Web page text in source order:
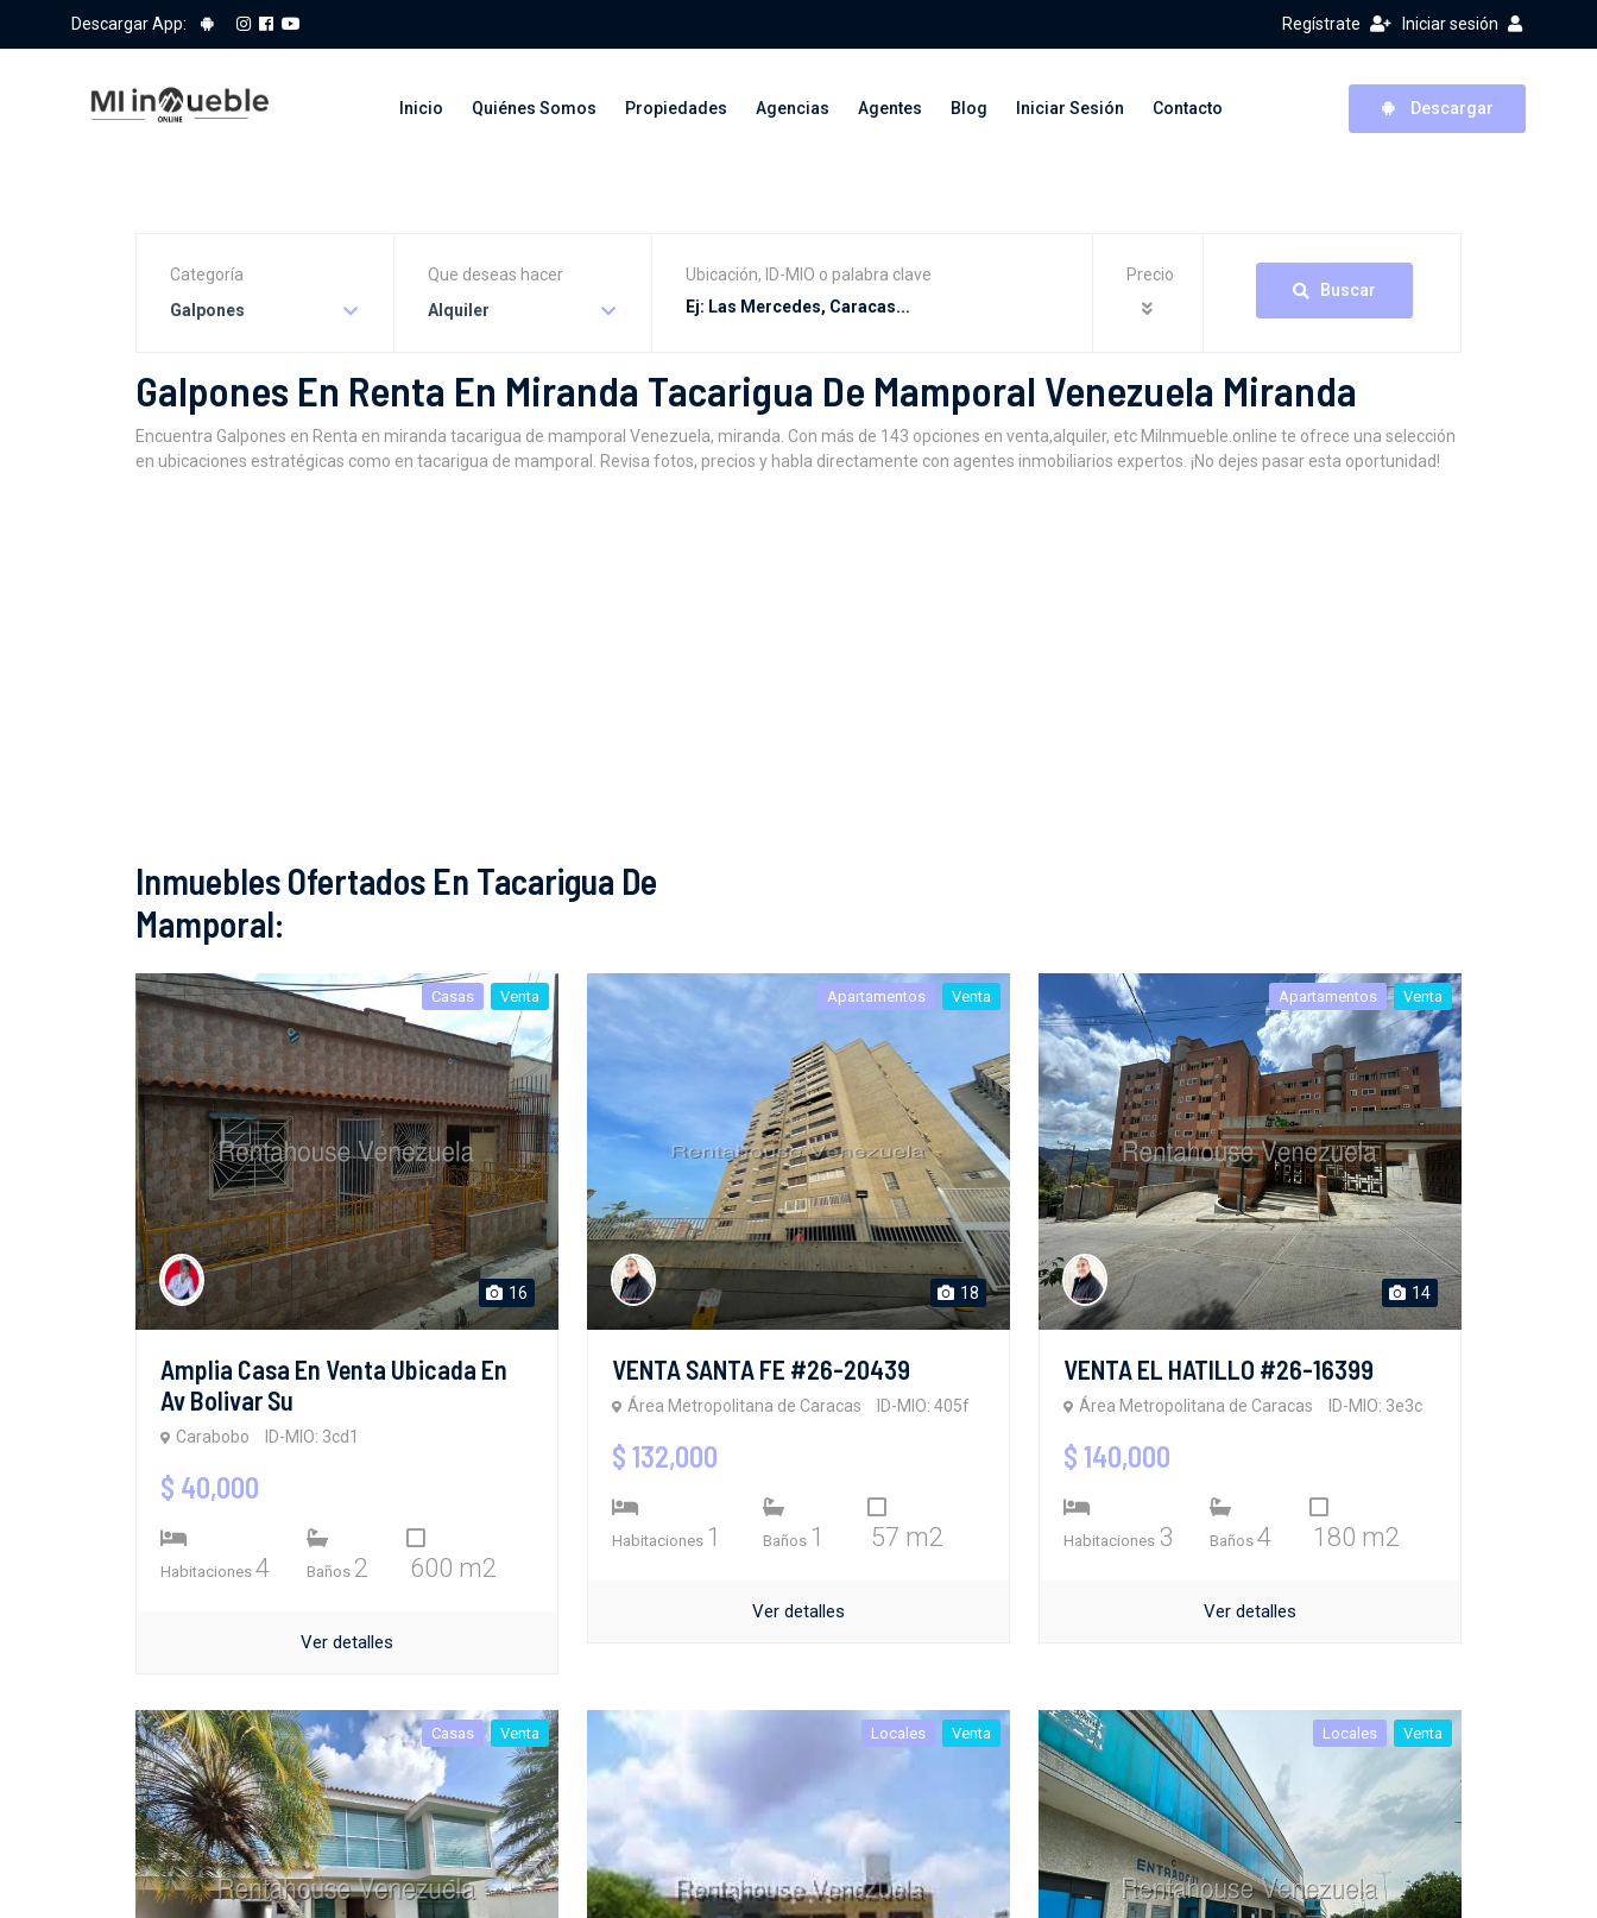
Descargar App: Regístrate Iniciar sesión
Inicio Quiénes Somos Propiedades Agencias Agentes Blog Iniciar Sesión Contacto Descargar
Categoría
Galpones
Que deseas hacer
Alquiler
Ubicación, ID-MIO o palabra clave
Precio
Buscar
Galpones En Renta En Miranda Tacarigua De Mamporal Venezuela Miranda
Encuentra Galpones en Renta en miranda tacarigua de mamporal Venezuela, miranda. Con más de 143 opciones en venta,alquiler, etc MiInmueble.online te ofrece una selección
en ubicaciones estratégicas como en tacarigua de mamporal. Revisa fotos, precios y habla directamente con agentes inmobiliarios expertos. ¡No dejes pasar esta oportunidad!
Inmuebles Ofertados En Tacarigua De
Mamporal:
Casas Venta
16
Amplia Casa En Venta Ubicada En
Av Bolivar Su
Carabobo ID-MIO: 3cd1
$ 40,000
Habitaciones 4 Baños 2 600 m2
Ver detalles
Apartamentos Venta
18
VENTA SANTA FE #26-20439
Área Metropolitana de Caracas ID-MIO: 405f
$ 132,000
Habitaciones 1 Baños 1 57 m2
Ver detalles
Apartamentos Venta
14
VENTA EL HATILLO #26-16399
Área Metropolitana de Caracas ID-MIO: 3e3c
$ 140,000
Habitaciones 3 Baños 4 180 m2
Ver detalles
Casas Venta Locales Venta Locales Venta